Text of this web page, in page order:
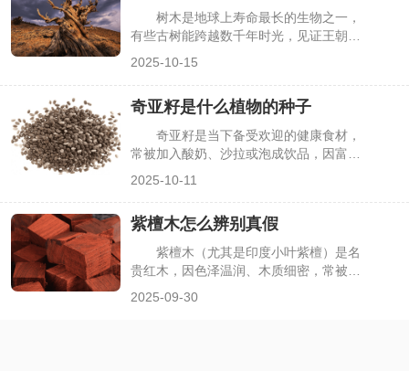
争议让不少人在种植或靠近槐树时心存顾
虑，其实槐树的“凶”“吉”说法多源于文化
寓意与民间传说，需结合历史与现实客观
看待，下面详细解析。
树木是地球上寿命最长的生物之一，
有些古树能跨越数千年时光，见证王朝更
引着植物爱好者，也为科研人员研究气候
变化、物种适应提供了重要线索。目前，
通过科学测年（如碳-14测年法），几种
长寿树种逐渐进入大众视野，其中以北美
红杉、狐尾松尤为突出，下面详细解析世
界上最长寿的树木及其特性。
2025-10-15
奇亚籽是什么植物的种子
奇亚籽是当下备受欢迎的健康食材，
常被加入酸奶、沙拉或泡成饮品，因富含
深受健身和养生人群青睐。但很多人只知
道它是“营养种子”，却不清楚它来自哪种
植物，甚至会与亚麻籽、芝麻等混淆。其
实奇亚籽的来源植物有明确分类，且有独
特的生长特性，下面详细解析奇亚籽对应
的植物种类及相关知识。
2025-10-11
紫檀木怎么辨别真假
紫檀木（尤其是印度小叶紫檀）是名
贵红木，因色泽温润、木质细密，常被用
于制作家具、手串、摆件等，兼具实用与
2025-09-30